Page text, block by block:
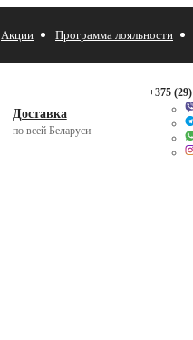
Акции Программа лояльности
Доставка
по всей Беларуси
+375 (29)